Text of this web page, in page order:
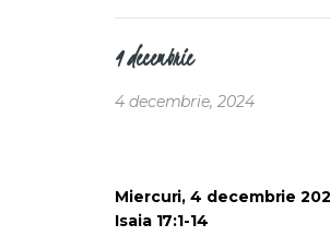
CITIREA BIBLIEI
MISIUNEA BETANIA
LOGIN MEMBER
PORTAL
4 decembrie
4 decembrie, 2024
Miercuri, 4 decembrie
Isaia 17:1-14